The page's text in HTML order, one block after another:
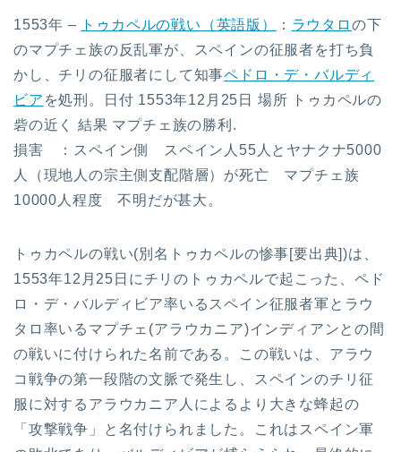
1553年 – トゥカペルの戦い（英語版） ： ラウタロ の下
のマプチェ族の反乱軍が、スペインの征服者を打ち負
かし、チリの征服者にして知事ペドロ・デ・バルディ
ビア を処刑。日付 1553年12月25日 場所 トゥカペルの
砦の近く 結果 マプチェ族の勝利.
損害 ：スペイン側 スペイン人55人とヤナクナ5000
人（現地人の宗主側支配階層）が死亡 マプチェ族
10000人程度 不明だが甚大。
トゥカペルの戦い(別名トゥカペルの惨事[要出典])は、
1553年12月25日にチリのトゥカペルで起こった、ペド
ロ・デ・バルディビア率いるスペイン征服者軍とラウ
タロ率いるマプチェ(アラウカニア)インディアンとの間
の戦いに付けられた名前である。この戦いは、アラウ
コ戦争の第一段階の文脈で発生し、スペインのチリ征
服に対するアラウカニア人によるより大きな蜂起の
「攻撃戦争」と名付けられました。これはスペイン軍